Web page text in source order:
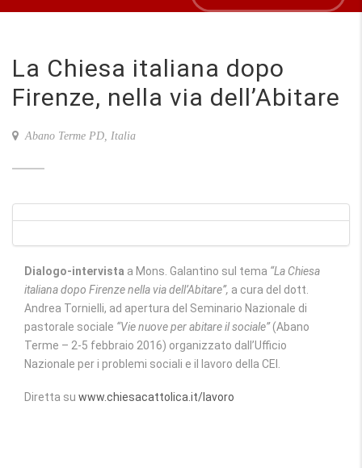
La Chiesa italiana dopo
Firenze, nella via dell’Abitare
Abano Terme PD, Italia
Dialogo-intervista a Mons. Galantino sul tema “La Chiesa
italiana dopo Firenze nella via dell’Abitare”, a cura del dott.
Andrea Tornielli, ad apertura del Seminario Nazionale di
pastorale sociale “Vie nuove per abitare il sociale”(Abano
Terme – 2-5 febbraio 2016) organizzato dall’Ufficio
Nazionale per i problemi sociali e il lavoro della CEI.
Diretta su www.chiesacattolica.it/lavoro